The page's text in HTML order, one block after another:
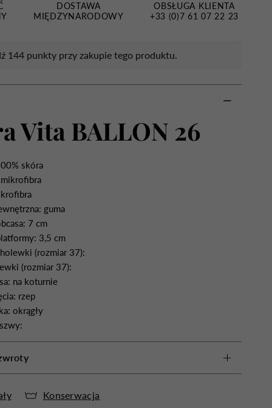
DOSTAWA
MIĘDZYNARODOWY
OBSŁUGA KLIENTA
+33 (0)7 61 07 22 23
144 punkty przy zakupie tego produktu.
Vita BALLON 26
skóra
guma
7 cm
3,5 cm
(rozmiar 37):
(rozmiar 37):
na koturnie
rzep
okrągły
Konserwacja